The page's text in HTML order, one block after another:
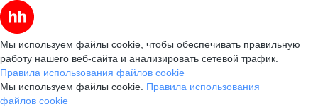
Мы используем файлы cookie, чтобы обеспечивать правильную
работу нашего веб-сайта и анализировать сетевой трафик.
Правила использования файлов cookie
Мы используем файлы cookie. Правила использования
файлов cookie